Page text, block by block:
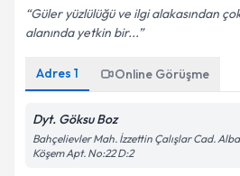
Kişisel verilerimin
Metni'ni okudum ve kişisel
Güler yüzlülüğü ve ilgi alakasından
alanında yetkin bir...
Adres 1 Online Görüşme
Dyt. Göksu Boz
Bahçelievler Mah. İzzettin Çalışlar Cad.
Köşem Apt. No:22 D:2